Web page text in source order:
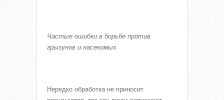
Частые ошибки в борьбе против
грызунов и насекомых
Нередко обработка не приносит